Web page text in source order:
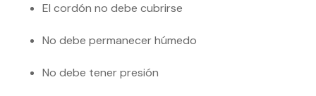
El cordón no debe cubrirse
No debe permanecer húmedo
No debe tener presión